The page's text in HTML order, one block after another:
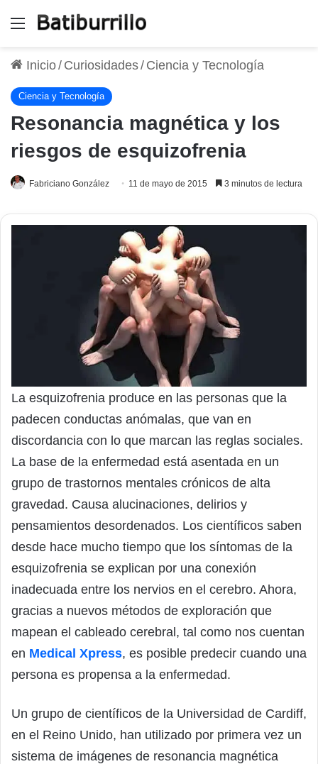
Menú
Inicio/ Curiosidades/ Ciencia y Tecnología
Ciencia y Tecnología
Resonancia magnética y los
riesgos de esquizofrenia
Fabriciano González 11 de mayo de 2015 3 minutos de lectura
La esquizofrenia produce en las personas que la
padecen conductas anómalas, que van en
discordancia con lo que marcan las reglas sociales.
La base de la enfermedad está asentada en un
grupo de trastornos mentales crónicos de alta
gravedad. Causa alucinaciones, delirios y
pensamientos desordenados. Los científicos saben
desde hace mucho tiempo que los síntomas de la
esquizofrenia se explican por una conexión
inadecuada entre los nervios en el cerebro. Ahora,
gracias a nuevos métodos de exploración que
mapean el cableado cerebral, tal como nos cuentan
en Medical Xpress, es posible predecir cuando una
persona es propensa a la enfermedad.
Un grupo de científicos de la Universidad de Cardiff,
en el Reino Unido, han utilizado por primera vez un
sistema de imágenes de resonancia magnética